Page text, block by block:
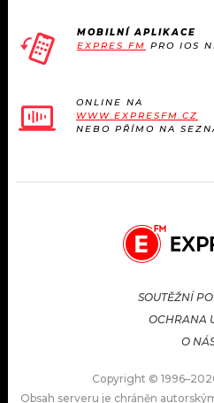
MOBILNÍ APLIKACE
EXPRES FM PRO IOS
ONLINE NA
WWW.EXPRESFM.CZ
NEBO PŘÍMO NA
SOUTĚŽNÍ
OCHRANA
O
Copyright ©
Obsah serveru je chráněn